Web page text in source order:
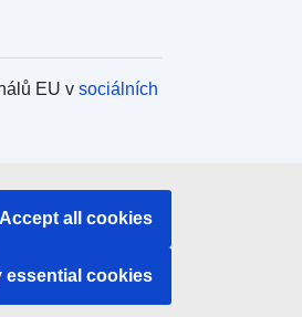
EU vsociálních
Accept all cookies
essential cookies